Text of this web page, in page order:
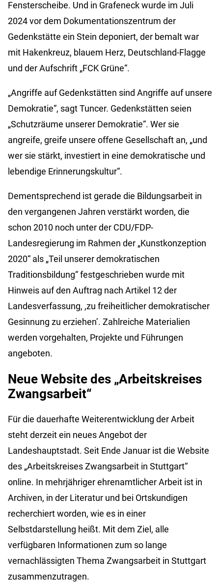
Fensterscheibe. Und in Grafeneck wurde im Juli
2024 vor dem Dokumentationszentrum der
Gedenkstätte ein Stein deponiert, der bemalt war
mit Hakenkreuz, blauem Herz, Deutschland-Flagge
und der Aufschrift „FCK Grüne“.
„Angriffe auf Gedenkstätten sind Angriffe auf unsere
Demokratie“, sagt Tuncer. Gedenkstätten seien
„Schutzräume unserer Demokratie“. Wer sie
angreife, greife unsere offene Gesellschaft an, „und
wer sie stärkt, investiert in eine demokratische und
lebendige Erinnerungskultur“.
Dementsprechend ist gerade die Bildungsarbeit in
den vergangenen Jahren verstärkt worden, die
schon 2010 noch unter der CDU/FDP-
Landesregierung im Rahmen der „Kunstkonzeption
2020“ als „Teil unserer demokratischen
Traditionsbildung“ festgeschrieben wurde mit
Hinweis auf den Auftrag nach Artikel 12 der
Landesverfassung, ,zu freiheitlicher demokratischer
Gesinnung zu erziehen’. Zahlreiche Materialien
werden vorgehalten, Projekte und Führungen
angeboten.
Neue Website des „Arbeitskreises
Zwangsarbeit“
Für die dauerhafte Weiterentwicklung der Arbeit
steht derzeit ein neues Angebot der
Landeshauptstadt. Seit Ende Januar ist die Website
des „Arbeitskreises Zwangsarbeit in Stuttgart“
online. In mehrjähriger ehrenamtlicher Arbeit ist in
Archiven, in der Literatur und bei Ortskundigen
recherchiert worden, wie es in einer
Selbstdarstellung heißt. Mit dem Ziel, alle
verfügbaren Informationen zum so lange
vernachlässigten Thema Zwangsarbeit in Stuttgart
zusammenzutragen.